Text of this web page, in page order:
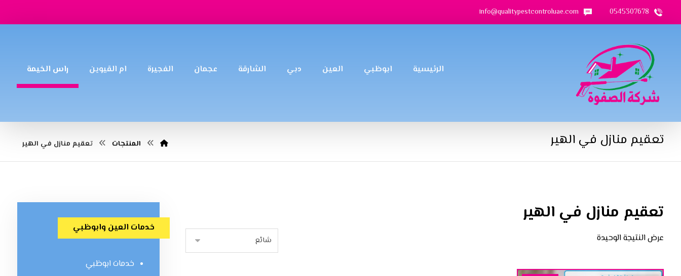
0545307678
info@qualitypestcontroluae.com
الرئيسية ابوظبي العين دبي الشارقة عجمان الفجيرة ام القيوين راس الخيمة
تعقيم منازل في الهير المنتجات تعقيم منازل في الهير
تعقيم منازل في الهير
عرض النتيجة الوحيدة
خدمات العين وابوظبي
خدمات ابوظبي